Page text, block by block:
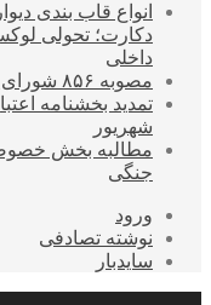
انواع قاب بندی
دکارت؛ تحولی
داخلی
مصوبه ۸۵۶ شورای رقابت؛ این جاده یک‌طرفه است
شهریور
مطالبه بخش
جنگی
ورود
نوشته تصادفی
سایدبار